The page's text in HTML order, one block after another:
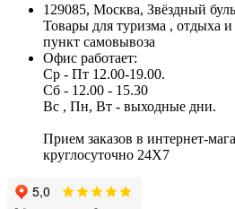
129085, Москва, Звёздный
Товары для туризма , отдыха
пункт самовывоза
Офис работает:
Ср - Пт 12.00-19.00.
Сб - 12.00 - 15.30
Вс , Пн, Вт - выходные дни.
Прием заказов в интернет-
круглосуточно 24X7